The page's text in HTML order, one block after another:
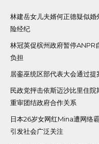
林建岳女儿夫婿何正德疑似
险经纪
林冠英促槟州政府暂停ANPR
负担
居銮巫统区部代表大会通过
民政党抨击依斯迈沙比里住
重审团结政府合作关系
日本26岁女网红Mina遭网络
引发社会广泛关注